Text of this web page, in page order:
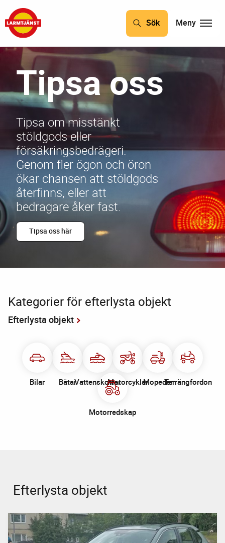
Sök Meny
Tipsa oss
Tipsa om misstänkt
stöldgods eller
försäkringsbedrägeri.
Genom fler ögon och öron
ökar chansen att stöldgods
återfinns, eller att
bedragare åker fast.
Tipsa oss här
Kategorier för efterlysta objekt
Efterlysta objekt
Efterlysta objekt